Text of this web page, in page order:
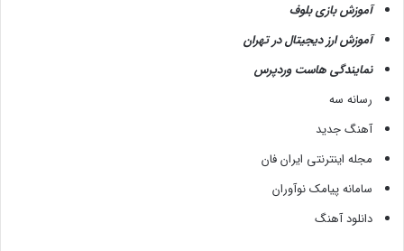
آموزش بازی بلوف
آموزش ارز دیجیتال در تهران
نمایندگی هاست وردپرس
رسانه سه
آهنگ جدید
مجله اینترنتی ایران فان
سامانه پیامک نوآوران
دانلود آهنگ